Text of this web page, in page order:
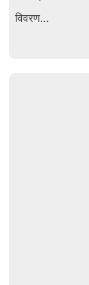
विवरण...